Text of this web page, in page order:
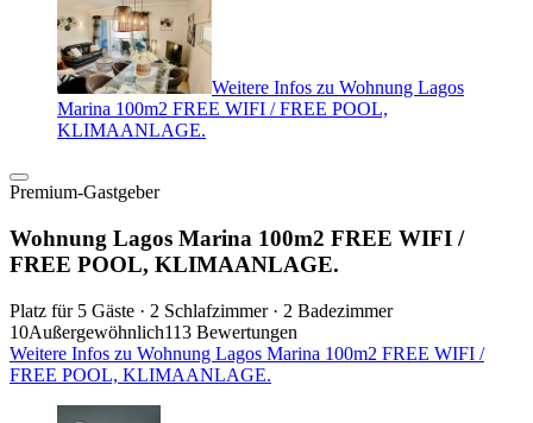
Weitere Infos zu Wohnung Lagos
Marina 100m2 FREE WIFI / FREE POOL,
KLIMAANLAGE.
Premium-Gastgeber
Wohnung Lagos Marina 100m2 FREE WIFI /
FREE POOL, KLIMAANLAGE.
Platz für 5 Gäste · 2 Schlafzimmer · 2 Badezimmer
10Außergewöhnlich113 Bewertungen
Weitere Infos zu Wohnung Lagos Marina 100m2 FREE WIFI /
FREE POOL, KLIMAANLAGE.